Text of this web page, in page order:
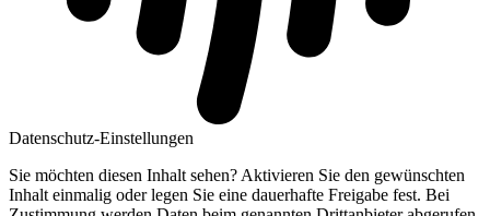
Datenschutz-Einstellungen
Sie möchten diesen Inhalt sehen? Aktivieren Sie den gewünschten
Inhalt einmalig oder legen Sie eine dauerhafte Freigabe fest. Bei